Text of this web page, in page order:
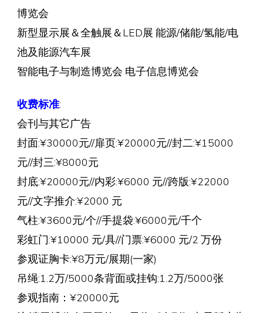
博览会
新型显示展＆全触展＆LED展 能源/储能/氢能/电
池及能源汽车展
智能电子与制造博览会 电子信息博览会
收费标准:
会刊与其它广告
封面:¥30000元//扉页:¥20000元//封二:¥15000
元//封三:¥8000元
封底:¥20000元//内彩:¥6000 元//跨版:¥22000
元//文字推介:¥2000 元
气柱:¥3600元/个//手提袋:¥6000元/千个
彩虹门:¥10000 元/具//门票:¥6000 元/2 万份
参观证胸卡:¥8万元/展期(一家)
吊绳:1.2万/5000条背面或挂钩:1.2万/5000张
参观指南：¥20000元